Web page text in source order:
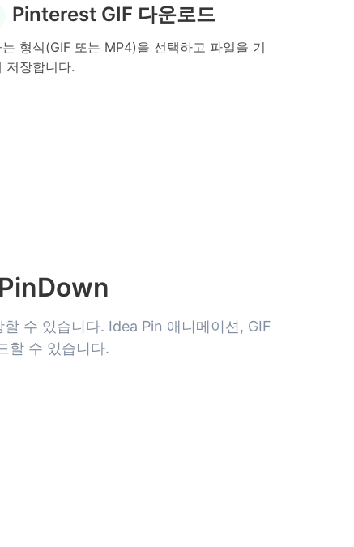
Pinterest GIF 다운로드
는 형식(GIF 또는 MP4)을 선택하고 파일을 기
저장합니다.
수 있습니다. Idea Pin 애니메이션, GIF
할 수 있습니다.